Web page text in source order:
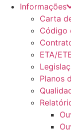
Informações
Carta
Código
ETA/
Planos